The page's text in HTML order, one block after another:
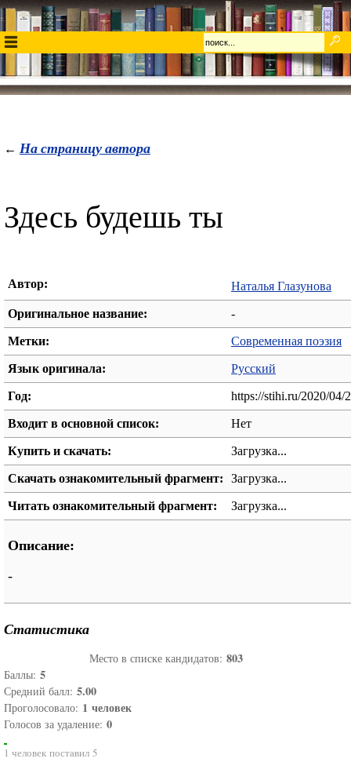
← На страницу автора
Здесь будешь ты
Автор: Наталья Глазунова
Оригинальное название: -
Метки: Современная поэзия
Язык оригинала: Русский
Год: https://stihi.ru/2020/04/
Входит в основной список: Нет
Купить и скачать: Загрузка...
Скачать ознакомительный фрагмент: Загрузка...
Читать ознакомительный фрагмент: Загрузка...
Описание:
-
Статистика
Место в списке кандидатов: 803
Баллы: 5
Средний балл: 5.00
Проголосовало: 1 человек
Голосов за удаление: 0
1 человек поставил 5